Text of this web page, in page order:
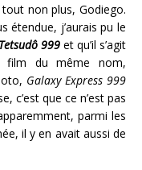
non plus, Godiego.
étendue, j’aurais pu le
999et qu’il s’agit
du même nom,
Galaxy Express 999
c’est que ce n’est pas
parmi les
il y en avait aussi de